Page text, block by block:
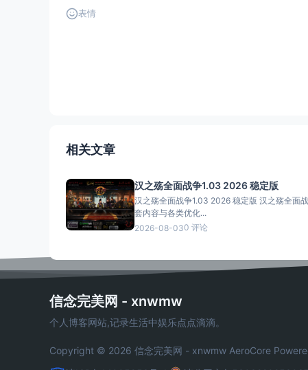
表情
相关文章
汉之殇全面战争1.03 2026 稳定版
汉之殇全面战争1.03 2026 稳定版 汉之殇全面
套内容与各类优化...
2026-08-030 评论
信念完美网 - xnwmw
个人博客网站,记录生活中娱乐点点滴滴。
Copyright © 2026 信念完美网 - xnwmw AeroCore